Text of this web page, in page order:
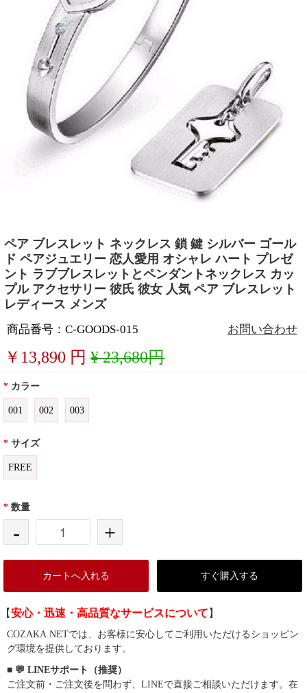
ペア ブレスレット ネックレス 鎖 鍵 シルバー ゴール
ド ペアジュエリー 恋人愛用 オシャレ ハート プレゼ
ント ラブブレスレットとペンダントネックレス カッ
プル アクセサリー 彼氏 彼女 人気 ペア ブレスレット
レディース メンズ
商品番号：C-GOODS-015 お問い合わせ
￥ 13,890 円 ¥ 23,680円
* カラー
001 002 003
* サイズ
FREE
* 数量
- +
カートへ入れる すぐ購入する
【安心・迅速・高品質なサービスについて 】
COZAKA.NETでは、お客様に安心してご利用いただけるショッピン
グ環境を提供しております。
■ 💬 LINEサポート（推奨）
ご注文前・ご注文後を問わず、LINEで直接ご相談いただけます。在